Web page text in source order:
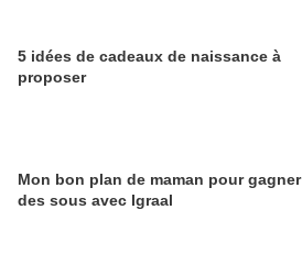
5 idées de cadeaux de naissance à
proposer
Mon bon plan de maman pour gagner
des sous avec Igraal